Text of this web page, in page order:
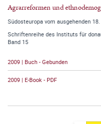
Agrarreformen und
Südosteuropa vom ausgehenden
Schriftenreihe des Instituts für
Band 15
2009 | Buch - Gebunden
2009 | E-Book - PDF